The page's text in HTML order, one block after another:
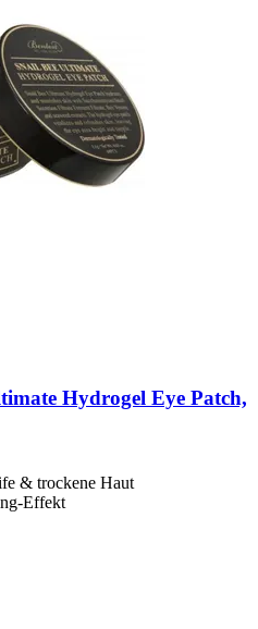
Hydrogel Eye Patch,
& trockene Haut
Effekt